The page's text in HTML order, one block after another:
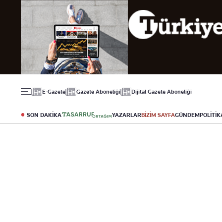
E-Gazete Gazete Aboneliği Dijital Gazete Aboneliği
SON DAKİKA YAZARLARBİZİM SAYFAGÜNDEM
Politika
Ekonomi
Borsa
Altın
Döviz
Hisse Senedi
Kripto Para
T-Otomobil
Futbol
Puan Durumu